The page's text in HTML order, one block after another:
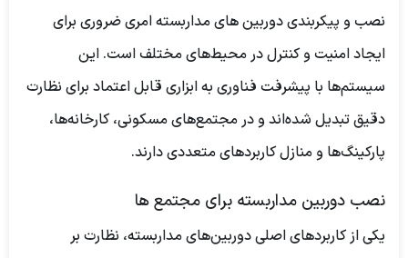
نصب و پیکربندی دوربین های مداربسته امری ضروری برای
ایجاد امنیت و کنترل در محیط‌های مختلف است. این
سیستم‌ها با پیشرفت فناوری به ابزاری قابل اعتماد برای نظارت
دقیق تبدیل شده‌اند و در مجتمع‌های مسکونی، کارخانه‌ها،
پارکینگ‌ها و منازل کاربردهای متعددی دارند.
نصب دوربین مداربسته برای مجتمع ها
یکی از کاربردهای اصلی دوربین‌های مداربسته، نظارت بر